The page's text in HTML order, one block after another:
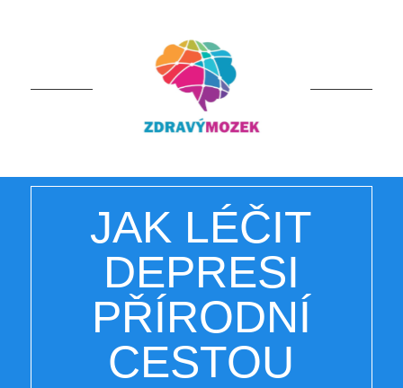
JAK LÉČIT
DEPRESI
PŘÍRODNÍ
CESTOU